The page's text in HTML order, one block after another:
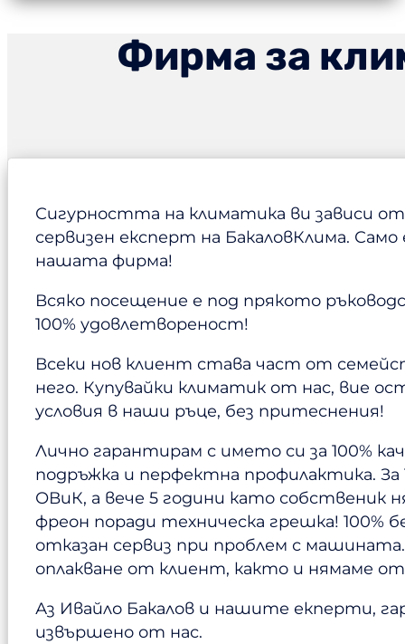
Фирма за
Сигурността на климатика ви зависи от
сервизен експерт на БакаловКлима.
нашата фирма!
Всяко посещение е под прякото
100% удовлетвореност!
Всеки нов клиент става част от
него. Купувайки климатик от нас, вие
условия в наши ръце, без притеснения!
Лично гарантирам с името си за 100%
подръжка и перфектна профилактика.
ОВиК, а вече 5 години като собственик
фреон поради техническа грешка! 100%
отказан сервиз при проблем с
оплакване от клиент, както и нямаме
Аз Ивайло Бакалов и нашите екперти,
извършено от нас.